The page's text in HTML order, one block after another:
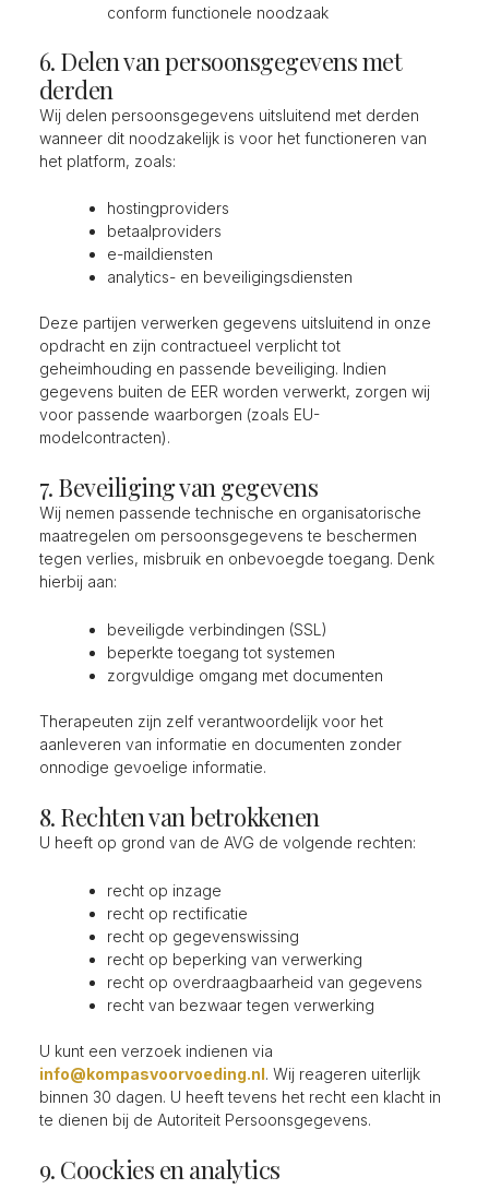
conform functionele noodzaak
6. Delen van persoonsgegevens met
derden
Wij delen persoonsgegevens uitsluitend met derden
wanneer dit noodzakelijk is voor het functioneren van
het platform, zoals:
hostingproviders
betaalproviders
e-maildiensten
analytics- en beveiligingsdiensten
Deze partijen verwerken gegevens uitsluitend in onze
opdracht en zijn contractueel verplicht tot
geheimhouding en passende beveiliging. Indien
gegevens buiten de EER worden verwerkt, zorgen wij
voor passende waarborgen (zoals EU-
modelcontracten).
7. Beveiliging van gegevens
Wij nemen passende technische en organisatorische
maatregelen om persoonsgegevens te beschermen
tegen verlies, misbruik en onbevoegde toegang. Denk
hierbij aan:
beveiligde verbindingen (SSL)
beperkte toegang tot systemen
zorgvuldige omgang met documenten
Therapeuten zijn zelf verantwoordelijk voor het
aanleveren van informatie en documenten zonder
onnodige gevoelige informatie.
8. Rechten van betrokkenen
U heeft op grond van de AVG de volgende rechten:
recht op inzage
recht op rectificatie
recht op gegevenswissing
recht op beperking van verwerking
recht op overdraagbaarheid van gegevens
recht van bezwaar tegen verwerking
U kunt een verzoek indienen via
info@kompasvoorvoeding.nl. Wij reageren uiterlijk
binnen 30 dagen. U heeft tevens het recht een klacht in
te dienen bij de Autoriteit Persoonsgegevens.
9. Coockies en analytics